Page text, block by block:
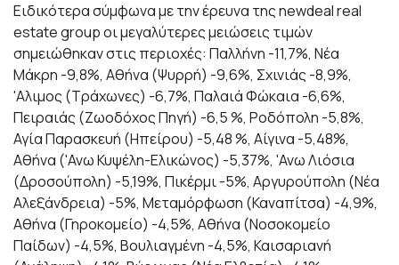
Ειδικότερα σύμφωνα με την έρευνα της newdeal real
estate group οι μεγαλύτερες μειώσεις τιμών
σημειώθηκαν στις περιοχές: Παλλήνη -11,7%, Νέα
Μάκρη -9,8%, Αθήνα (Ψυρρή) -9,6%, Σχινιάς -8,9%,
'Αλιμος (Τράχωνες) -6,7%, Παλαιά Φώκαια -6,6%,
Πειραιάς (Ζωοδόχος Πηγή) -6,5 %, Ροδόπολη -5,8%,
Αγία Παρασκευή (Ηπείρου) -5,48 %, Αίγινα -5,48%,
Αθήνα ('Ανω Κυψέλη-Ελικώνος) -5,37%, 'Ανω Λιόσια
(Δροσούπολη) -5,19%, Πικέρμι -5%, Αργυρούπολη (Νέα
Αλεξάνδρεια) -5%, Μεταμόρφωση (Καναπίτσα) -4,9%,
Αθήνα (Γηροκομείο) -4,5%, Αθήνα (Νοσοκομείο
Παίδων) -4,5%, Βουλιαγμένη -4,5%, Καισαριανή